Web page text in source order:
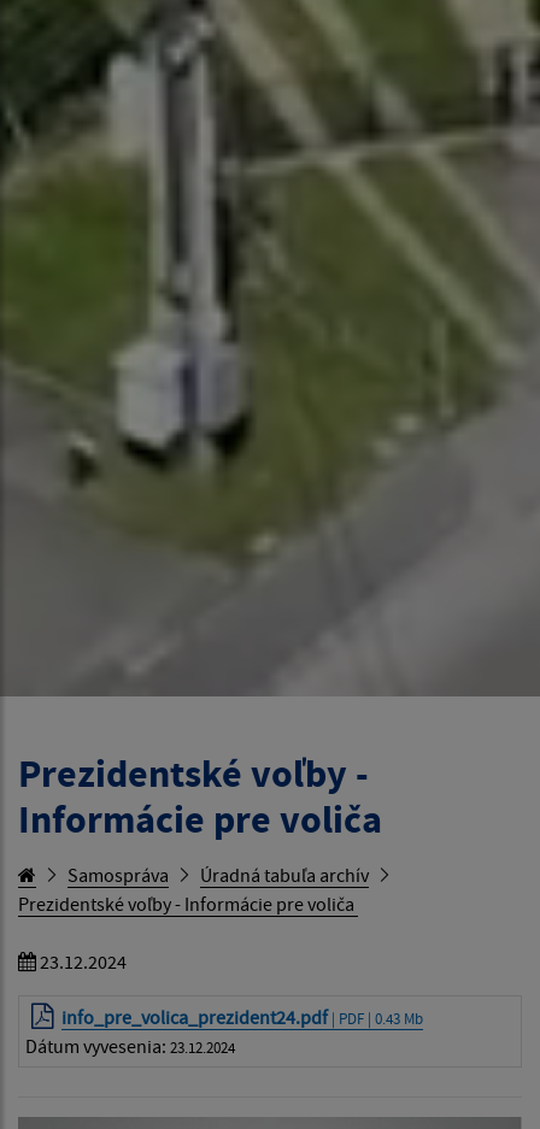
Prezidentské voľby -
Informácie pre voliča
Samospráva
Úradná tabuľa archív
Prezidentské voľby - Informácie pre voliča
23.12.2024
info_pre_volica_prezident24.pdf | PDF | 0.43 Mb
Dátum vyvesenia: 23.12.2024